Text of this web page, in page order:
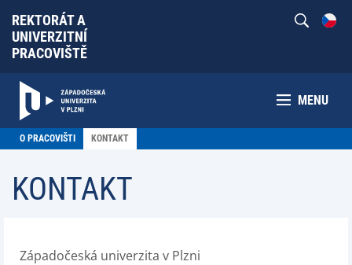
REKTORÁT A
UNIVERZITNÍ
PRACOVIŠTĚ
MENU
O PRACOVIŠTI KONTAKT
KONTAKT
Západočeská univerzita v Plzni